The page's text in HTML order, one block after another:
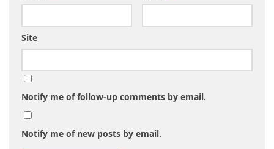
Site
Notify me of follow-up comments by email.
Notify me of new posts by email.